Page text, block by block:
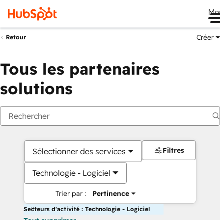
Retour Créer
Tous les partenaires
solutions
Sélectionner des services
Technologie - Logiciel
Trier par : Pertinence
Filtres
Secteurs d'activité : Technologie - Logiciel